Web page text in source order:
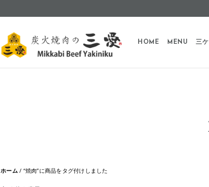
HOME MENU 三
ホーム/ “焼肉”に商品をタグ付けしました